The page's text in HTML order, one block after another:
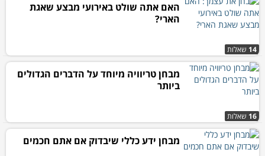
14 שאלות
האם אתה שולט באירועי מבצע שאגת
הארי?
16 שאלות
מבחן טריוויה מיוחד על הדברים הגדולים
ביותר
מבחן ידע כללי שיבדוק אם אתם חכמים